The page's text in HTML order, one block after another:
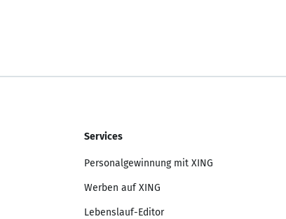
Services
Personalgewinnung mit XING
Werben auf XING
Lebenslauf-Editor